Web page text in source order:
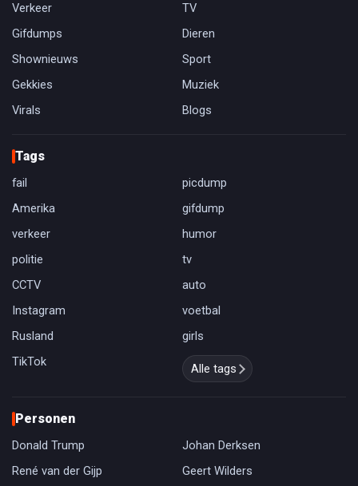
Verkeer
TV
Gifdumps
Dieren
Shownieuws
Sport
Gekkies
Muziek
Virals
Blogs
Tags
fail
picdump
Amerika
gifdump
verkeer
humor
politie
tv
CCTV
auto
Instagram
voetbal
Rusland
girls
TikTok
Alle tags
Personen
Donald Trump
Johan Derksen
René van der Gijp
Geert Wilders